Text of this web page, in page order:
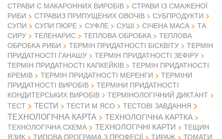
СТРАВИ С МАКАРОННИХ ВИРОБІВ
СТРАВИ ІЗ СМАЖЕНОЇ
РИБИ
СТРАВИЗ ПРИПУЩЕНИХ ОВОЧІВ
СУБПРОДУКТИ
СУПИ
СУПИ ПЮРЕ СУФЛЕ СУШІ СІЧЕНА МАСА
ТА
СИРУ
ТЕЛЕНАРИС ТЕПЛОВА ОБРОБКА
ТЕПЛОВА
ОБРОБКА РИБИ
ТЕРМІН ПРИДАТНОСТІ БІСКВІТУ
ТЕРМІН
ПРИДАТНОСТІ ГАНАШУ
ТЕРМІН ПРИДАТНОСТІ ЗЕФІРУ
ТЕРМІН ПРИДАТНОСТІ КАПКЕЙКІВ
ТЕРМІН ПРИДАТНОСТІ
КРЕМІВ
ТЕРМІН ПРИДАТНОСТІ МЕРЕНГИ
ТЕРМІНИ
ПРИДАТНОСТІ ВИРОБІВ
ТЕРМІНИ ПРИДАТНОСТІ
КОНДИТЕРСЬКИХ ВИРОБІВ
ТЕРМІНОЛОГІЧНИЙ ДИКТАНТ
ТЕСТ
ТЕСТИ ТЕСТИ М ЯСО ТЕСТОВІ ЗАВДАННЯ
ТЕХНОЛОГІЧНА КАРТА ТЕХНОЛОГІЧНА КАРТКА
ТЕХНОЛОГІЧНА СХЕМА ТЕХНОЛОГІЧНІ КАРТИ
ТЕЩИН
ЯЗИК
ТИПОВА ПРОГРАМА З ПРОФЕСІЇ ТИРАЖ ТОМАТИ